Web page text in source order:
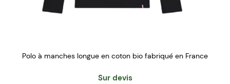
Polo à manches longue en coton bio fabriqué en France
Sur devis